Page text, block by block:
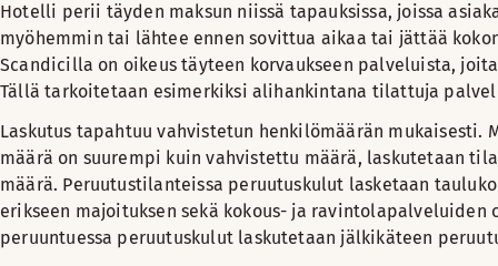
Hotelli perii täyden maksun niissä tapauksissa, joissa
myöhemmin tai lähtee ennen sovittua aikaa tai jättää
Scandicilla on oikeus täyteen korvaukseen palveluista,
Tällä tarkoitetaan esimerkiksi alihankintana tilattuja
Laskutus tapahtuu vahvistetun henkilömäärän mukaisesti.
määrä on suurempi kuin vahvistettu määrä, laskutetaan
määrä. Peruutustilanteissa peruutuskulut lasketaan
erikseen majoituksen sekä kokous- ja ravintolapalveluiden
peruuntuessa peruutuskulut laskutetaan jälkikäteen